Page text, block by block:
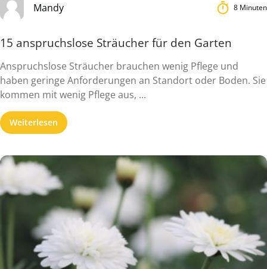
Mandy 8 Minuten
15 anspruchslose Sträucher für den Garten
Anspruchslose Sträucher brauchen wenig Pflege und
haben geringe Anforderungen an Standort oder Boden. Sie
kommen mit wenig Pflege aus, ...
Weiterlesen